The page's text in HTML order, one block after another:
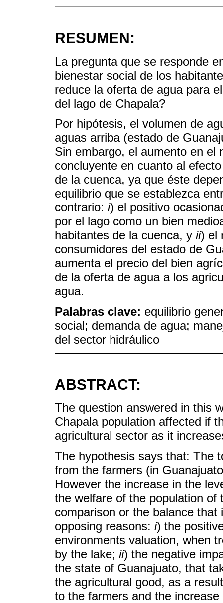
RESUMEN:
La pregunta que se responde
bienestar social de los
reduce la oferta de agua para
del lago de Chapala?
Por hipótesis, el volumen de
aguas arriba (estado de
Sin embargo, el aumento en el
concluyente en cuanto al
de la cuenca, ya que éste
equilibrio que se establezca
contrario: i) el positivo
por el lago como un bien
habitantes de la cuenca, y ii) el
consumidores del estado de
aumenta el precio del bien
de la oferta de agua a los
agua.
Palabras clave: equilibrio
social; demanda de agua;
del sector hidráulico
ABSTRACT:
The question answered in this
Chapala population affected if
agricultural sector as it
The hypothesis says that: The
from the farmers (in
However the increase in the
the welfare of the population of
comparison or the balance
opposing reasons: i) the
environments valuation, when
by the lake; ii) the negative
the state of Guanajuato, that
the agricultural good, as a
to the farmers and the